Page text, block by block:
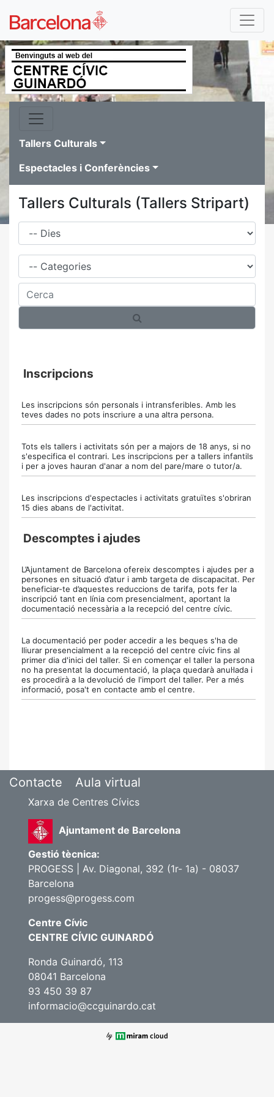
Tallers Culturals
Espectacles i Conferències
Tallers Culturals (Tallers Stripart)
Dies
Família
Cerca
Inscripcions
Les inscripcions són personals i intransferibles. Amb les
teves dades no pots inscriure a una altra persona.
Tots els tallers i activitats són per a majors de 18 anys, si no
s'especifica el contrari. Les inscripcions per a tallers infantils
i per a joves hauran d'anar a nom del pare/mare o tutor/a.
Les inscripcions d'espectacles i activitats gratuïtes s'obriran
15 dies abans de l'activitat.
Descomptes i ajudes
L’Ajuntament de Barcelona ofereix descomptes i ajudes per a
persones en situació d’atur i amb targeta de discapacitat. Per
beneficiar-te d’aquestes reduccions de tarifa, pots fer la
inscripció tant en línia com presencialment, aportant la
documentació necessària a la recepció del centre cívic.
La documentació per poder accedir a les beques s'ha de
lliurar presencialment a la recepció del centre cívic fins al
primer dia d'inici del taller. Si en començar el taller la persona
no ha presentat la documentació, la plaça quedarà anul·lada i
es procedirà a la devolució de l'import del taller. Per a més
informació, posa't en contacte amb el centre.
Contacte Aula virtual
Xarxa de Centres Cívics
Ajuntament de Barcelona
Gestió tècnica:
PROGESS | Av. Diagonal, 392 (1r- 1a) - 08037
Barcelona
progess@progess.com
Centre Cívic
CENTRE CÍVIC GUINARDÓ
Ronda Guinardó, 113
08041 Barcelona
93 450 39 87
informacio@ccguinardo.cat